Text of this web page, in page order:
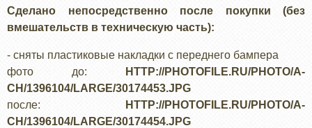
Сделано непосредственно после покупки (без
вмешательств в техническую часть):
- сняты пластиковые накладки с переднего бампера
фото до:
HTTP://PHOTOFILE.RU/PHOTO/A-
CH/1396104/LARGE/30174453.JPG
после:
HTTP://PHOTOFILE.RU/PHOTO/A-
CH/1396104/LARGE/30174454.JPG